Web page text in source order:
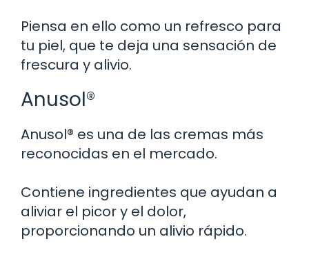
Piensa en ello como un refresco para
tu piel, que te deja una sensación de
frescura y alivio.
Anusol®
Anusol® es una de las cremas más
reconocidas en el mercado.
Contiene ingredientes que ayudan a
aliviar el picor y el dolor,
proporcionando un alivio rápido.